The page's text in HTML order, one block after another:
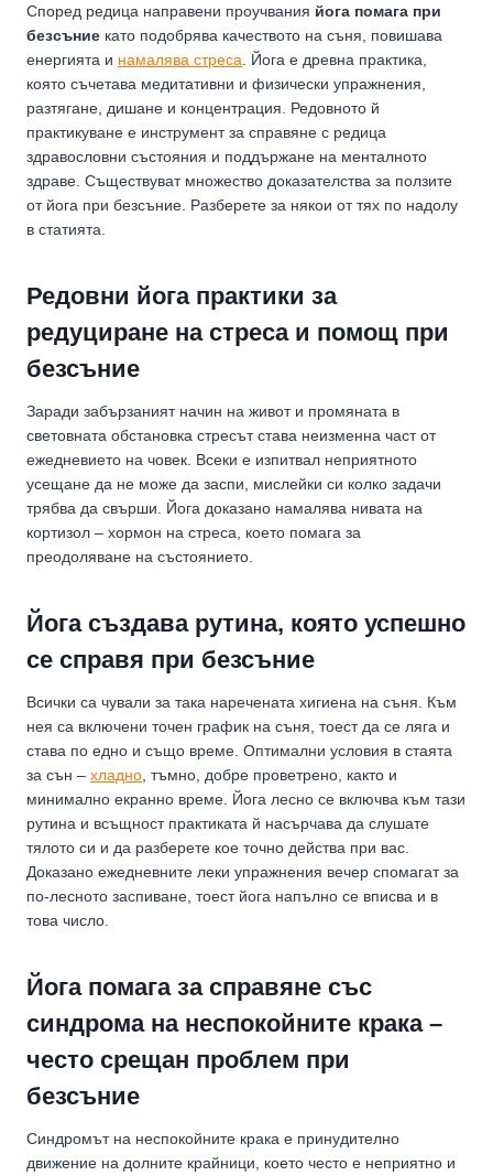
Според редица направени проучвания йога помага при
безсъние като подобрява качеството на съня, повишава
енергията и намалява стреса . Йога е древна практика,
която съчетава медитативни и физически упражнения,
разтягане, дишане и концентрация. Редовното й
практикуване е инструмент за справяне с редица
здравословни състояния и поддържане на менталното
здраве. Съществуват множество доказателства за ползите
от йога при безсъние. Разберете за някои от тях по надолу
в статията.
Редовни йога практики за
редуциране на стреса и помощ при
безсъние
Заради забързаният начин на живот и промяната в
световната обстановка стресът става неизменна част от
ежедневието на човек. Всеки е изпитвал неприятното
усещане да не може да заспи, мислейки си колко задачи
трябва да свърши. Йога доказано намалява нивата на
кортизол – хормон на стреса, което помага за
преодоляване на състоянието.
Йога създава рутина, която успешно
се справя при безсъние
Всички са чували за така наречената хигиена на съня. Към
нея са включени точен график на съня, тоест да се ляга и
става по едно и също време. Оптимални условия в стаята
за сън – хладно , тъмно, добре проветрено, както и
минимално екранно време. Йога лесно се включва към тази
рутина и всъщност практиката й насърчава да слушате
тялото си и да разберете кое точно действа при вас.
Доказано ежедневните леки упражнения вечер спомагат за
по-лесното заспиване, тоест йога напълно се вписва и в
това число.
Йога помага за справяне със
синдрома на неспокойните крака –
често срещан проблем при
безсъние
Синдромът на неспокойните крака е принудително
движение на долните крайници, което често е неприятно и